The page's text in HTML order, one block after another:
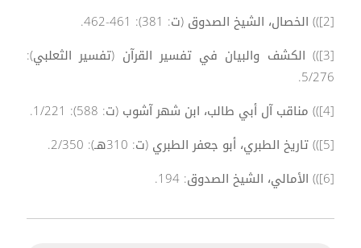
[2])) الخصال، الشيخ الصدوق (ت: 381): 461-462.
[3])) الكشف والبيان في تفسير القرآن (تفسير الثعلبي):
5/276.
[4])) مناقب آل أبي طالب، ابن شهر آشوب (ت: 588): 1/221.
[5])) تاريخ الطبري، أبو جعفر الطبري (ت: 310هـ): 2/350.
[6])) الأمالي، الشيخ الصدوق: 194.